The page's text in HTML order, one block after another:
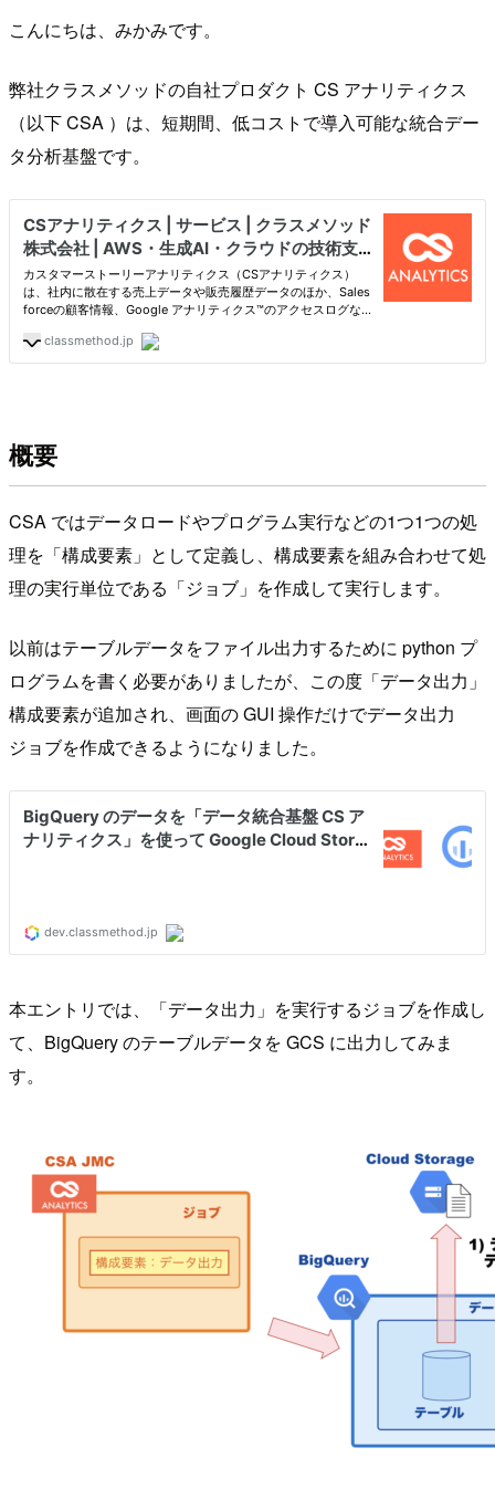
こんにちは、みかみです。
弊社クラスメソッドの自社プロダクト CS アナリティクス
（以下 CSA ）は、短期間、低コストで導入可能な統合デー
タ分析基盤です。
概要
CSA ではデータロードやプログラム実行などの1つ1つの処
理を「構成要素」として定義し、構成要素を組み合わせて処
理の実行単位である「ジョブ」を作成して実行します。
以前はテーブルデータをファイル出力するために python プ
ログラムを書く必要がありましたが、この度「データ出力」
構成要素が追加され、画面の GUI 操作だけでデータ出力
ジョブを作成できるようになりました。
本エントリでは、「データ出力」を実行するジョブを作成し
て、BigQuery のテーブルデータを GCS に出力してみま
す。